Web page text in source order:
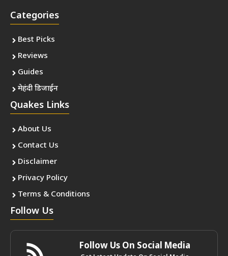
Categories
Best Picks
Reviews
Guides
मेहंदी डिजाईन
Quakes Links
About Us
Contact Us
Disclaimer
Privacy Policy
Terms & Conditions
Follow Us
Follow Us On Social Media